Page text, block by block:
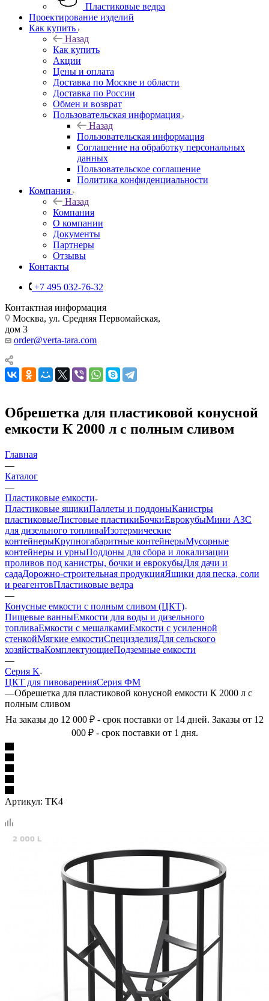
Пластиковые ведра
Проектирование изделий
Как купить
Назад
Как купить
Акции
Цены и оплата
Доставка по Москве и области
Доставка по России
Обмен и возврат
Пользовательская информация
Назад
Пользовательская информация
Соглашение на обработку персональных
данных
Пользовательское соглашение
Политика конфиденциальности
Компания
Назад
Компания
О компании
Документы
Партнеры
Отзывы
Контакты
+7 495 032-76-32
Контактная информация
Москва, ул. Средняя Первомайская,
дом 3
order@verta-tara.com
Обрешетка для пластиковой конусной
емкости К 2000 л с полным сливом
Главная
—
Каталог
—
Пластиковые емкости
Пластиковые ящикиПаллеты и поддоныКанистры
пластиковыеЛистовые пластикиБочкиЕврокубыМини АЗС
для дизельного топливаИзотермические
контейнерыКрупногабаритные контейнерыМусорные
контейнеры и урныПоддоны для сбора и локализации
проливов под канистры, бочки и еврокубыДля дачи и
садаДорожно-строительная продукцияЯщики для песка, соли
и реагентовПластиковые ведра
—
Конусные емкости с полным сливом (ЦКТ)
Пищевые ванныЕмкости для воды и дизельного
топливаЕмкости с мешалкамиЕмкости с усиленной
стенкойМягкие емкостиСпецизделияДля сельского
хозяйстваКомплектующиеПодземные емкости
—
Серия K
ЦКТ для пивоваренияСерия ФМ
—Обрешетка для пластиковой конусной емкости К 2000 л с
полным сливом
На заказы до 12 000 ₽ - срок поставки от 14 дней. Заказы от 12
000 ₽ - срок поставки от 1 дня.
Артикул: TK4